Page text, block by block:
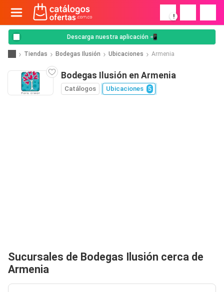
!
Descarga nuestra aplicación 📲
Tiendas Bodegas Ilusión Ubicaciones Armenia
Bodegas Ilusión en Armenia
Catálogos Ubicaciones 5
Sucursales de Bodegas Ilusión cerca de
Armenia